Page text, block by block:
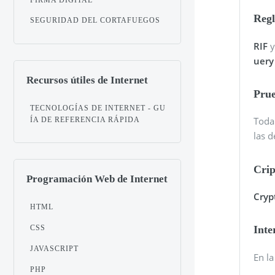
RIF
uery
las
En
SEGURIDAD DEL CORTAFUEGOS
Recursos útiles de Internet
TECNOLOGÍAS DE INTERNET - GU
ÍA DE REFERENCIA RÁPIDA
Programación Web de Internet
HTML
CSS
JAVASCRIPT
PHP